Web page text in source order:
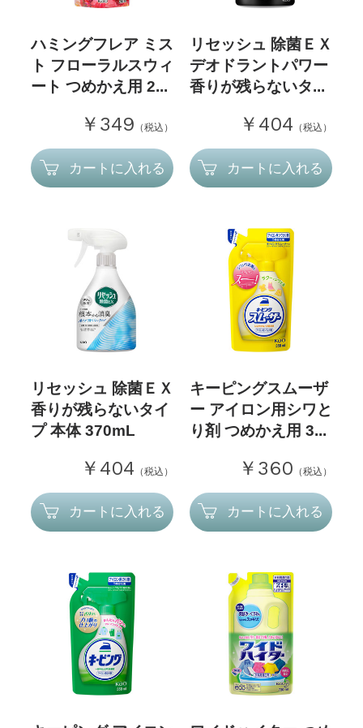
ハミングフレア ミス
ト フローラルスウィ
ート つめかえ用 2...
￥349 （税込）
カートに入れる
リセッシュ 除菌ＥＸ
デオドラントパワー
香りが残らないタ...
￥404 （税込）
カートに入れる
リセッシュ 除菌ＥＸ
香りが残らないタイ
プ 本体 370mL
￥404 （税込）
カートに入れる
キーピングスムーザ
ー アイロン用シワと
り剤 つめかえ用 3...
￥360 （税込）
カートに入れる